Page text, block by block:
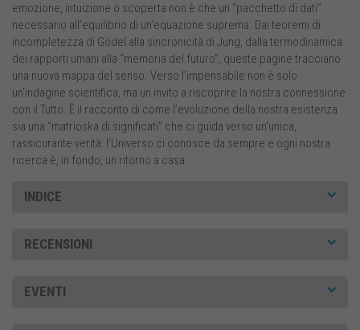
emozione, intuizione o scoperta non è che un “pacchetto di dati”
necessario all’equilibrio di un’equazione suprema. Dai teoremi di
incompletezza di Gödel alla sincronicità di Jung, dalla termodinamica
dei rapporti umani alla “memoria del futuro”, queste pagine tracciano
una nuova mappa del senso. Verso l’impensabile non è solo
un’indagine scientifica, ma un invito a riscoprire la nostra connessione
con il Tutto. È il racconto di come l’evoluzione della nostra esistenza
sia una “matrioska di significati” che ci guida verso un’unica,
rassicurante verità: l’Universo ci conosce da sempre e ogni nostra
ricerca è, in fondo, un ritorno a casa.
INDICE
RECENSIONI
EVENTI